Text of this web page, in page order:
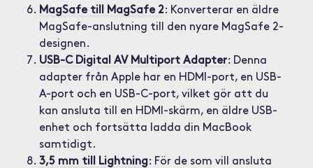
MagSafe till MagSafe 2: Konverterar en äldre
MagSafe-anslutning till den nyare MagSafe 2-
designen.
USB-C Digital AV Multiport Adapter: Denna
adapter från Apple har en HDMI-port, en USB-
A-port och en USB-C-port, vilket gör att du
kan ansluta till en HDMI-skärm, en äldre USB-
enhet och fortsätta ladda din MacBook
samtidigt.
3,5 mm till Lightning: För de som vill ansluta